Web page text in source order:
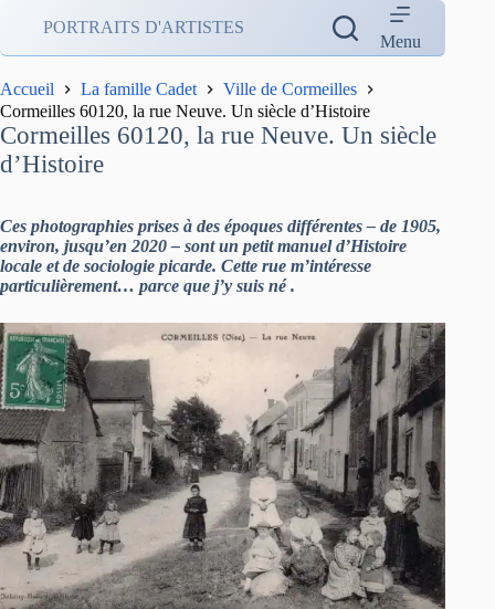
contenu
PORTRAITS D'ARTISTES
Menu
Accueil La famille Cadet
Ville de Cormeilles
Cormeilles 60120, la rue Neuve. Un siècle d’Histoire
Cormeilles 60120, la rue Neuve. Un siècle
d’Histoire
Ces photographies prises à des époques différentes – de 1905,
environ, jusqu’en 2020 – sont un petit manuel d’Histoire
locale et de sociologie picarde. Cette rue m’intéresse
particulièrement… parce que j’y suis né .